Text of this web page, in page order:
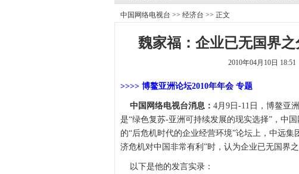
中国网络电视台 >> 经济台 >> 正文
魏家福：企业已无国界
2010年04月10日
>>>> 博鳌亚洲论坛2010年年会 专题
中国网络电视台消息： 4月9日-11日，博鳌亚
是“绿色复苏-亚洲可持续发展的现实选择”，中
的“后危机时代的企业经营环境”论坛上，中远
济危机对中国非常有利”时，认为企业已无国界
以下是他的发言实录：